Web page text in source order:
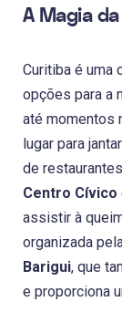
A Magia
Curitiba é uma
opções para a
até momentos
lugar para
de
Centro Cívico
assistir à
organizada
Barigui, que
e proporciona